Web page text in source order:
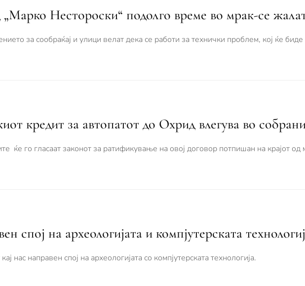
Нестороски“ подолго време во мрак-се
за сообраќај и улици велат дека се работи за технички проблем, кој ќе
кредит за автопатот до Охрид влегува во
ќе го гласаат законот за ратификување на овој договор потпишан на крајот од
спој на археологијата и компјутерската
нас направен спој на археологијата со компјутерската технологија.